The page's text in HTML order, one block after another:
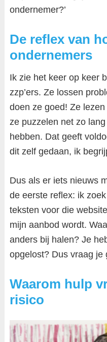
ondernemer?’
De reflex van
ondernemers
Ik zie het keer op keer
zzp’ers. Ze lossen
doen ze goed! Ze
ze puzzelen net zo
hebben. Dat geeft
dit zelf gedaan, ik
Dus als er iets nieuws
de eerste reflex: ik
teksten voor die
mijn aanbod wordt.
anders bij halen? Je
opgelost? Dus vraag je
Waarom hulp
risico